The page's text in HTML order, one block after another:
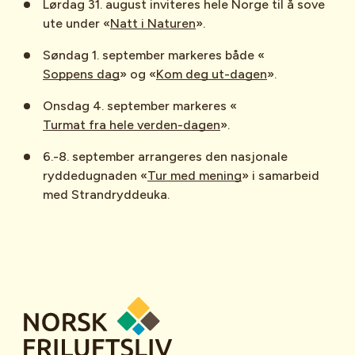
Lørdag 31. august inviteres hele Norge til å sove
ute under «Natt i Naturen».
Søndag 1. september markeres både «
Soppens dag» og «Kom deg ut-dagen».
Onsdag 4. september markeres «
Turmat fra hele verden-dagen».
6.-8. september arrangeres den nasjonale
ryddedugnaden «Tur med mening» i samarbeid
med Strandryddeuka.